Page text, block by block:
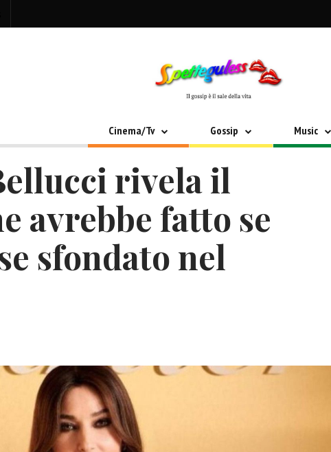
Cinema/Tv Gossip Music
rivela il
avrebbe fatto se
sfondato nel